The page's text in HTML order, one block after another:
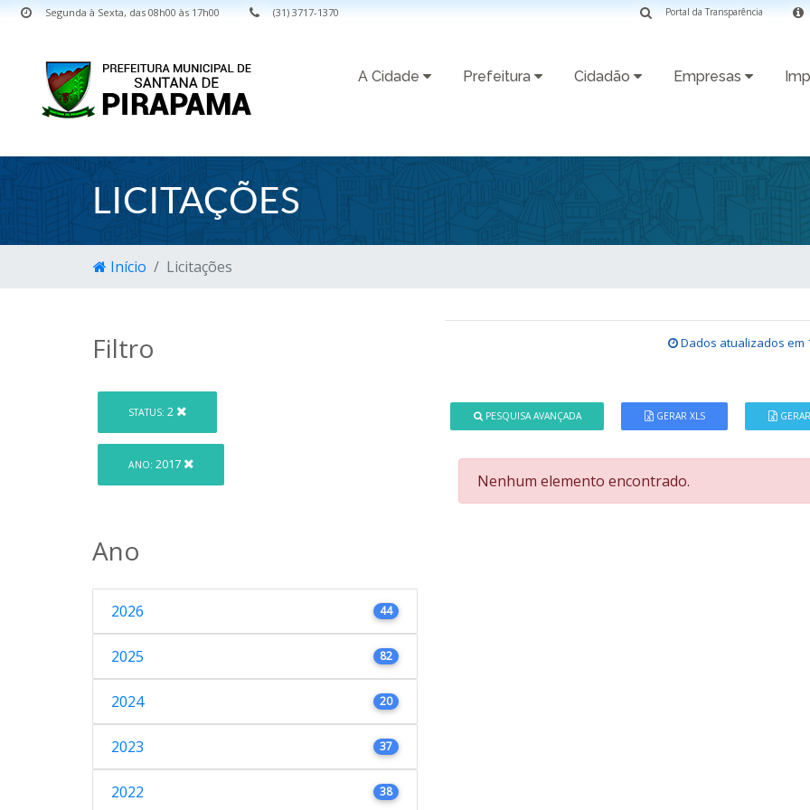
Segunda à Sexta, das 08h00 às 17h00 (31) 3717-1370 Portal da Transparência
A Cidade Prefeitura Cidadão Empresas
LICITAÇÕES
Início Licitações
Filtro
STATUS: 2
ANO: 2017
Ano
2026 44
2025 82
2024 20
2023 37
2022 38
Dados atualizados em
PESQUISA AVANÇADA GERAR XLS
Nenhum elemento encontrado.